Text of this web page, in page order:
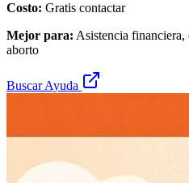
Costo: Gratis contactar
Mejor para: Asistencia financiera,
aborto
Buscar Ayuda